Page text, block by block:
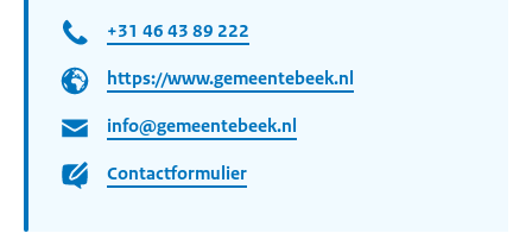
+31 46 43 89 222
https://www.gemeentebeek.nl
info@gemeentebeek.nl
Contactformulier